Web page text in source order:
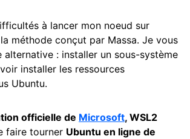
à lancer mon noeud sur
méthode conçut par Massa. Je vous
alternative : installer un sous-système
installer les ressources
Ubuntu.
officielle de Microsoft, WSL2
faire tourner Ubuntu en ligne de